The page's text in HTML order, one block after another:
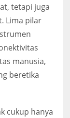
tetapi juga
Lima pilar
manusia,
beretika
cukup hanya